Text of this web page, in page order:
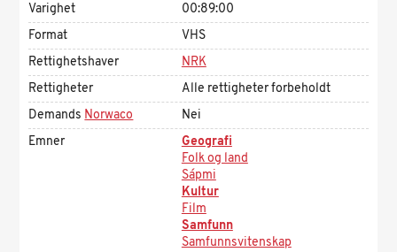
Varighet
00:89:00
Format
VHS
Rettighetshaver
NRK
Rettigheter
Alle rettigheter forbeholdt
DemandsNorwaco
Nei
Emner
Geografi
Folk og land
Sápmi
Kultur
Film
Samfunn
Samfunnsvitenskap